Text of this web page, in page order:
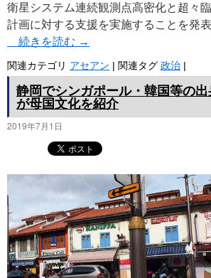
衛星システム連続観測点高密化と超々
計画に対する支援を実施することを発表
続きを読む →
関連カテゴリ アセアン | 関連タグ 政治 |
静岡でシンガポール・韓国等の
が母国文化を紹介
2019年7月1日